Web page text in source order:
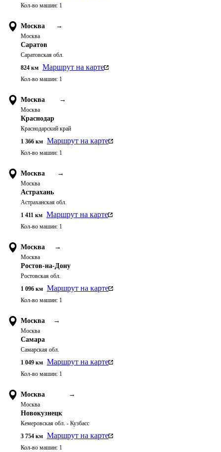
Кол-во машин: 1
Москва →
Москва
Саратов
Саратовская обл.
824 км Маршрут на карте
Кол-во машин: 1
Москва →
Москва
Краснодар
Краснодарский край
1 366 км Маршрут на карте
Кол-во машин: 1
Москва →
Москва
Астрахань
Астраханская обл.
1 411 км Маршрут на карте
Кол-во машин: 1
Москва →
Москва
Ростов-на-Дону
Ростовская обл.
1 096 км Маршрут на карте
Кол-во машин: 1
Москва →
Москва
Самара
Самарская обл.
1 049 км Маршрут на карте
Кол-во машин: 1
Москва →
Москва
Новокузнецк
Кемеровская обл. - Кузбасс
3 754 км Маршрут на карте
Кол-во машин: 1